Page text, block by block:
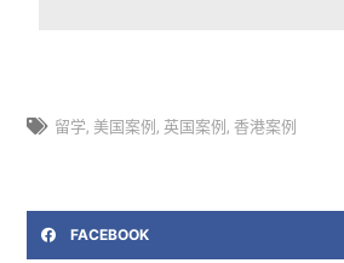
留学, 美国案例 , 英国案例 , 香港案例
FACEBOOK